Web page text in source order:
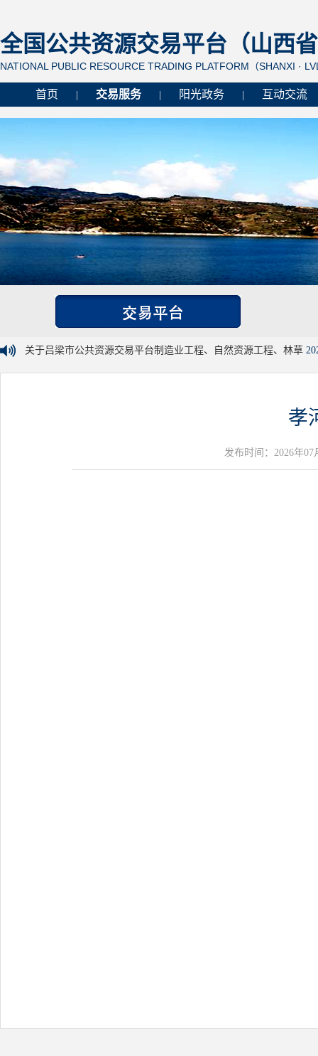
全国公共资源交易平台（山西
NATIONAL PUBLIC RESOURCE TRADING PLATFORM（SHANXI ·
首页 交易服务 阳光政务 互动交流
关于吕梁市公共资源交易平台制造业工程、自然资源工程、林草
孝
发布时间：2026年07